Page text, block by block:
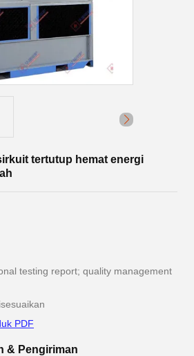
tertutup hemat energi
testing report; quality management
PDF
& Pengiriman